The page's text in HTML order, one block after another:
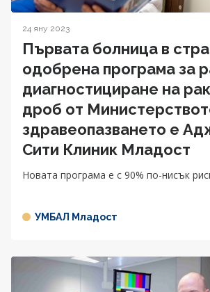
24 яну 2023
Първата болница в
одобрена програма за
диагностициране на
дроб от
здравеопазването e
Сити Клиник Младост
Новата програма е с 90% по-нисък
УМБАЛ Младост